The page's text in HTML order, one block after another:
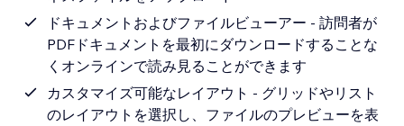
ドキュメントおよびファイルビューアー - 訪問者が
PDFドキュメントを最初にダウンロードすることな
くオンラインで読み見ることができます
カスタマイズ可能なレイアウト - グリッドやリスト
のレイアウトを選択し、ファイルのプレビューを表